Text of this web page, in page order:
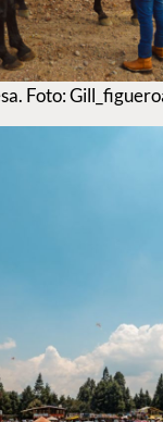
Foto: